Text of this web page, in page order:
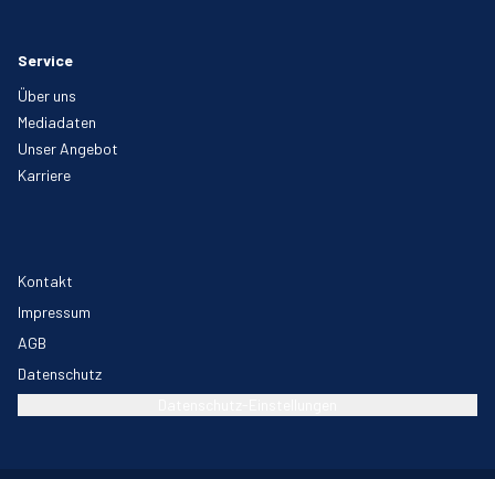
Service
Über uns
Mediadaten
Unser Angebot
Karriere
Kontakt
Impressum
AGB
Datenschutz